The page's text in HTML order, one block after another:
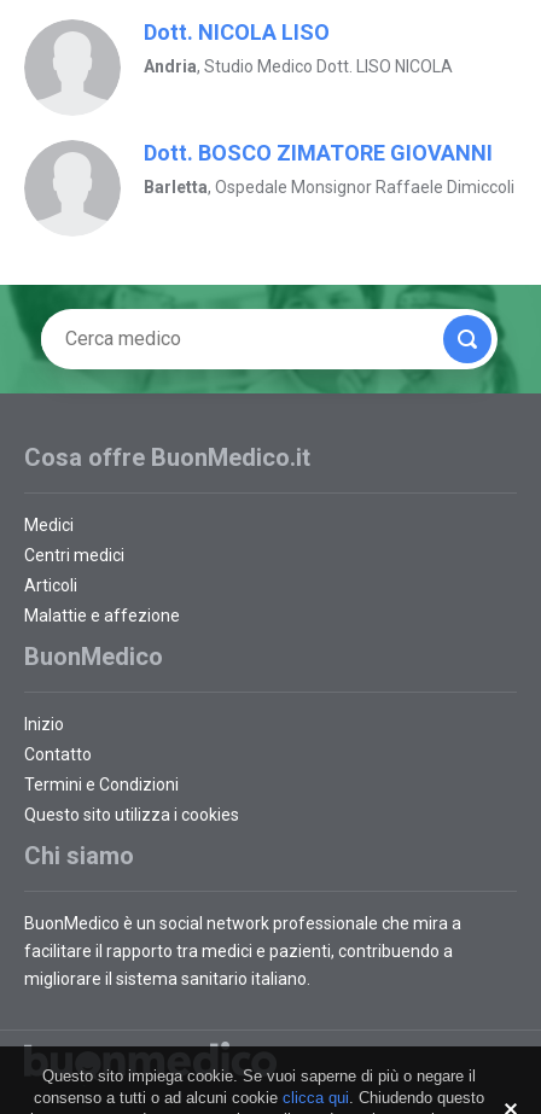
Dott. NICOLA LISO
Andria, Studio Medico Dott. LISO NICOLA
Dott. BOSCO ZIMATORE GIOVANNI
Barletta, Ospedale Monsignor Raffaele Dimiccoli
Cosa offre BuonMedico.it
Medici
Centri medici
Articoli
Malattie e affezione
BuonMedico
Inizio
Contatto
Termini e Condizioni
Questo sito utilizza i cookies
Chi siamo
BuonMedico è un social network professionale che mira a
facilitare il rapporto tra medici e pazienti, contribuendo a
migliorare il sistema sanitario italiano.
Questo sito impiega cookie. Se vuoi saperne di più o negare il
consenso a tutti o ad alcuni cookie clicca qui. Chiudendo questo